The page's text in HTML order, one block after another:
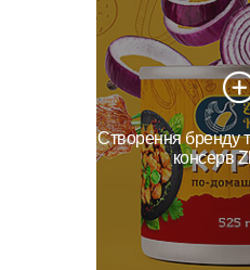
Створення бренду
консерв